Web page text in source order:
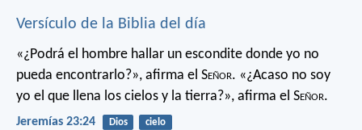
Versículo de la Biblia del día
«¿Podrá el hombre hallar un escondite donde yo no
pueda encontrarlo?», afirma el Señor. «¿Acaso no soy
yo el que llena los cielos y la tierra?», afirma el Señor.
Jeremías 23:24 Dios cielo